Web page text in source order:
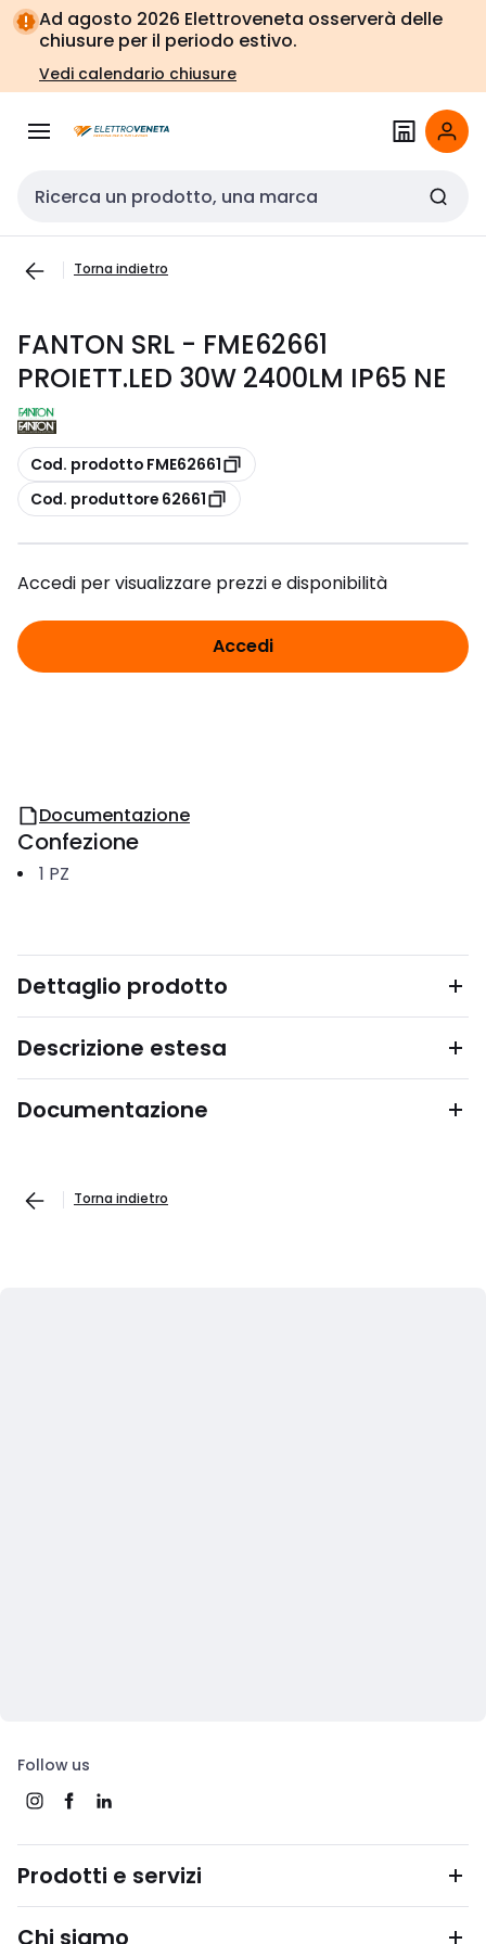
Vai alla
navigazione
Vai
alla
pagina
Ad agosto 2026 Elettroveneta osserverà delle
chiusure per il periodo estivo.
Vedi calendario chiusure
Cerca input
Torna indietro
FANTON SRL - FME62661
PROIETT.LED 30W 2400LM IP65 NE
copia
Cod. prodotto FME62661
copia
Cod. produttore 62661
Accedi per visualizzare prezzi e disponibilità
Accedi
Documentazione
Confezione
1 PZ
Dettaglio prodotto
Descrizione estesa
Documentazione
Torna indietro
Follow us
Prodotti e servizi
Chi siamo